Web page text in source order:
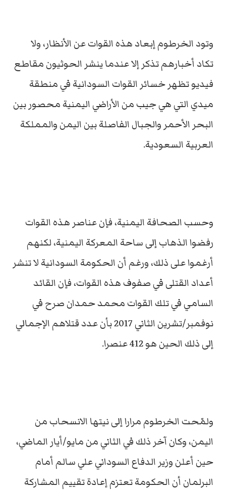
وتود الخرطوم إبعاد هذه القوات عن الأنظار، ولا
تكاد أخبارهم تذكر إلا عندما ينشر الحوثيون مقاطع
فيديو تظهر خسائر القوات السودانية في منطقة
ميدي التي هي جيب من الأراضي اليمنية محصور بين
البحر الأحمر والجبال الفاصلة بين اليمن والمملكة
العربية السعودية.
وحسب الصحافة اليمنية، فإن عناصر هذه القوات
رفضوا الذهاب إلى ساحة المعركة اليمنية، لكنهم
أرغموا على ذلك، ورغم أن الحكومة السودانية لا تنشر
أعداد القتلى في صفوف هذه القوات، فإن القائد
السامي في تلك القوات محمد حمدان صرح في
نوفمبر/تشرين الثاني 2017 بأن عدد قتلاهم الإجمالي
إلى ذلك الحين هو 412 عنصرا.
ولمّحت الخرطوم مرارا إلى نيتها الانسحاب من
اليمن، وكان آخر ذلك في الثاني من مايو/أيار الماضي،
حين أعلن وزير الدفاع السوداني علي سالم أمام
البرلمان أن الحكومة تعتزم إعادة تقييم المشاركة